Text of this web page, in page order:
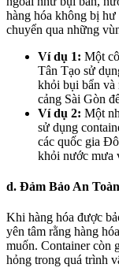
hàng hóa không bị
chuyển qua những
Ví dụ 1: Một
Tân Tạo sử
khỏi bụi bẩn và
cảng Sài Gòn
Ví dụ 2: Một
sử dụng
các quốc gia
khỏi nước mưa
d. Đảm Bảo An
Khi hàng hóa được
yên tâm rằng hàng
muốn. Container còn
hỏng trong quá trình